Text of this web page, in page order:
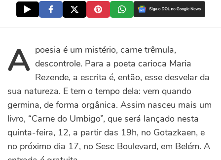
Apoesia é um mistério, carne trêmula,
descontrole. Para a poeta carioca Maria
Rezende, a escrita é, então, esse desvelar da
sua natureza. E tem o tempo dela: vem quando
germina, de forma orgânica. Assim nasceu mais um
livro, “Carne do Umbigo”, que será lançado nesta
quinta-feira, 12, a partir das 19h, no Gotazkaen, e
no próximo dia 17, no Sesc Boulevard, em Belém. A